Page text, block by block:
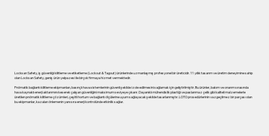
Locksan Safety, iş güvenliği kilitleme ve etiketleme (Lockout & Tagout) ürünlerinde uzmanlaşmış profesyonel bir üreticidir. 11 yıllık tasarım ve üretim deneyimine sahip
olan Locksan Safety, geniş ürün yelpazesi ile birçok firmaya hizmet vermektedir.
Pnömatik bağlantı kilitleme ekipmanları, basınçlı hava sistemlerinin güvenli şekilde izole edilmesini sağlamak için geliştirilmiştir. Bu ürünler, bakım ve onarım sırasında
hava kaynaklı enerji aktarımını keserek çalışan güvenliğini maksimum seviyeye çıkarır. Dayanıklı mühendislik plastiği ve paslanmaz çelik gibi kaliteli malzemelerle
üretilen pnömatik kilitleme çözümleri, çeşitli hortum ve bağlantı ölçülerine uyum sağlayacak şekilde tasarlanmıştır. LOTO prosedürlerinin vazgeçilmez bir parçası olan
bu ekipmanlar, kazaları önlemenin yanı sıra enerji kontrolünde etkinlik sağlar.